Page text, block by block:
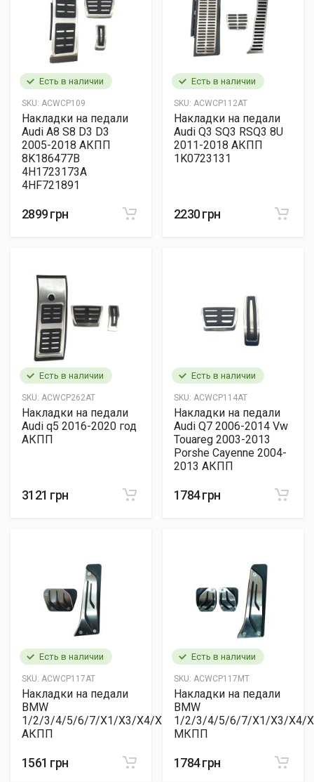
Есть в наличии
SKU: ACWCP109
Накладки на педали
Audi A8 S8 D3 D3
2005-2018 АКПП
8K186477B
4H1723173A
4HF721891
2899 грн
Есть в наличии
SKU: ACWCP112AT
Накладки на педали
Audi Q3 SQ3 RSQ3 8U
2011-2018 АКПП
1K0723131
2230 грн
Есть в наличии
SKU: ACWCP262AT
Накладки на педали
Audi q5 2016-2020 год
АКПП
3121 грн
Есть в наличии
SKU: ACWCP114AT
Накладки на педали
Audi Q7 2006-2014 Vw
Touareg 2003-2013
Porshe Cayenne 2004-
2013 АКПП
1784 грн
Есть в наличии
SKU: ACWCP117AT
Накладки на педали
BMW
1/2/3/4/5/6/7/X1/X3/X4/X5/X6
АКПП
1561 грн
Есть в наличии
SKU: ACWCP117MT
Накладки на педали
BMW
1/2/3/4/5/6/7/X1/X3/X4/
МКПП
1784 грн